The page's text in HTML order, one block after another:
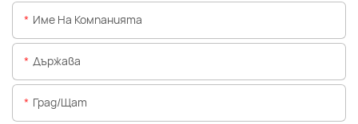
Име На Компанията
Държава
Град/щат